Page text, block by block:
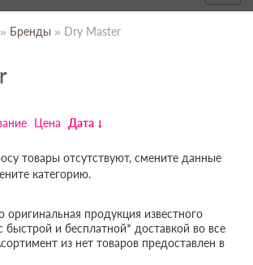
» Бренды » Dry Master
Цена Дата
товары отсутствуют, смените данные
категорию.
оригинальная продукция известного
быстрой и бесплатной* доставкой во все
из нет товаров предоставлен в